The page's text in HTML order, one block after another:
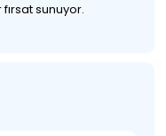
sunuyor.